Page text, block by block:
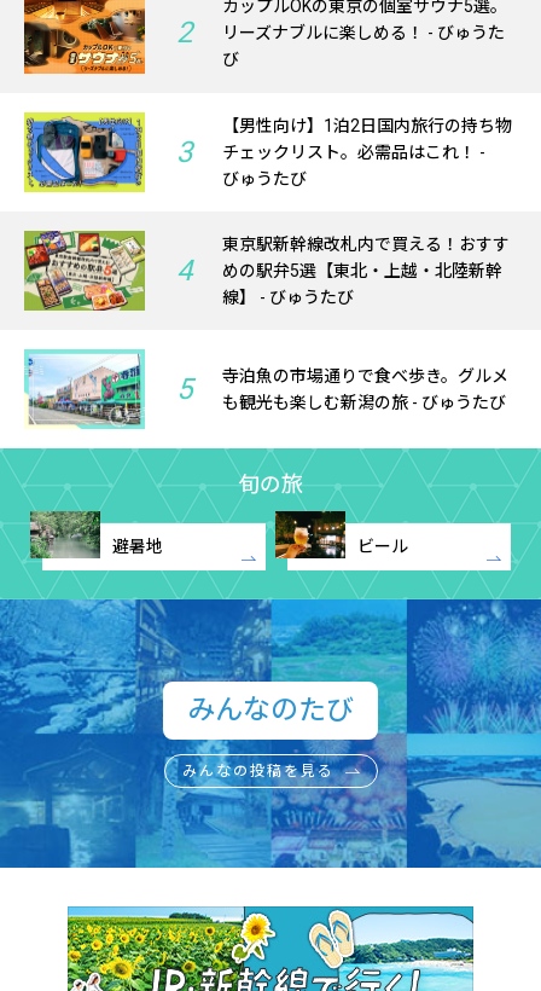
2
カップルOKの東京の個室サウナ5選。
リーズナブルに楽しめる！ - びゅうた
び
3
【男性向け】1泊2日国内旅行の持ち物
チェックリスト。必需品はこれ！ -
びゅうたび
4
東京駅新幹線改札内で買える！おすす
めの駅弁5選【東北・上越・北陸新幹
線】 - びゅうたび
5
寺泊魚の市場通りで食べ歩き。グルメ
も観光も楽しむ新潟の旅 - びゅうたび
旬の旅
避暑地 ビール
みんなのたび​
みんなの投稿を見る